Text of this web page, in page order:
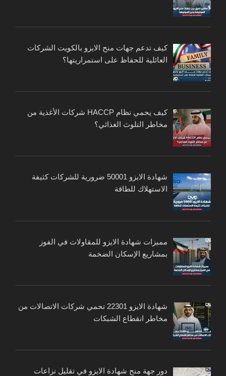
كيف تدعم جهات منح الايزو بالكويت الشركات
العائلية للحفاظ على استمراريتها؟
كيف يحمي نظام HACCP شركات الأغذية من
مخاطر التلوث الغذائي؟
شهادة الايزو 50001 ضرورية للشركات كثيفة
الاستهلاك للطاقة
مميزات شهادة الايزو للمقاولات في الفوز
بمشاريع الإسكان الضخمة
شهادة الايزو 22301 تحمي شركات الاتصالات من
مخاطر انقطاع الشبكات
دور جهة منح شهادة الايزو في تقليل نزاعات